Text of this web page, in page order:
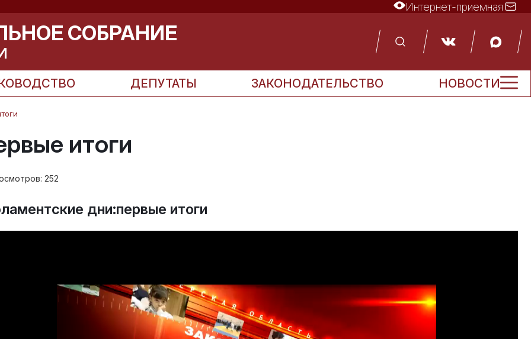
Интернет-приемная
СОБРАНИЕ
ДЕПУТАТЫ ЗАКОНОДАТЕЛЬСТВО НОВОСТИ
итоги
252
дни:первые итоги